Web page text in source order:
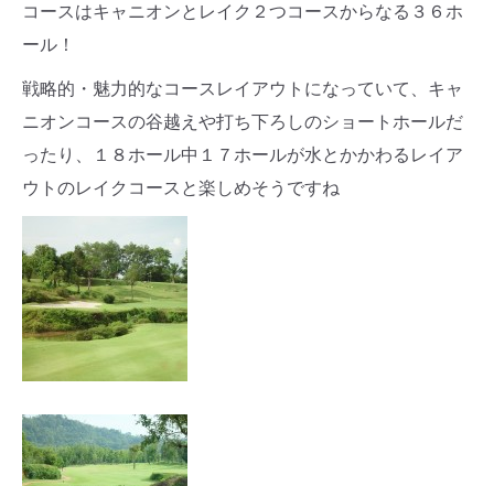
コースはキャニオンとレイク２つコースからなる３６ホ
ール！
戦略的・魅力的なコースレイアウトになっていて、キャ
ニオンコースの谷越えや打ち下ろしのショートホールだ
ったり、１８ホール中１７ホールが水とかかわるレイア
ウトのレイクコースと楽しめそうですね